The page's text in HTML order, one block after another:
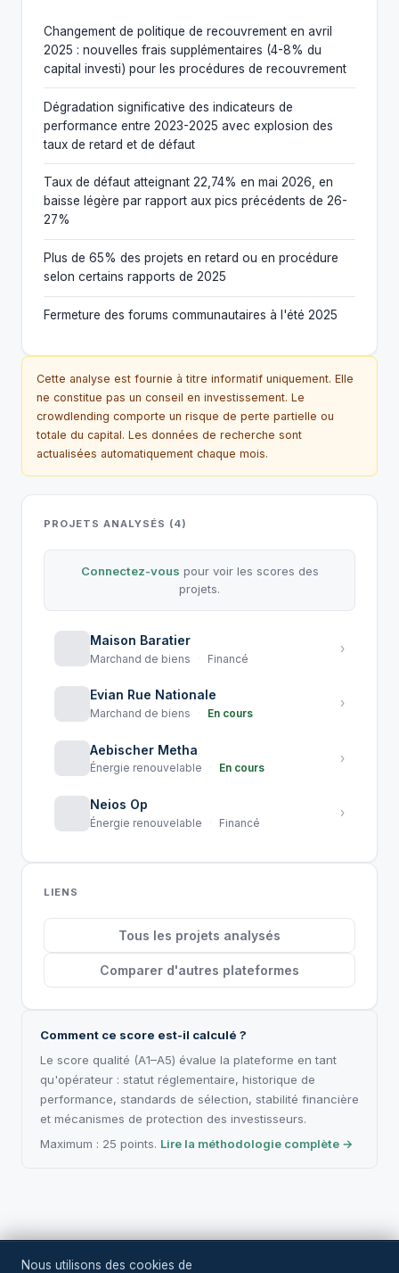
Changement de politique de recouvrement en avril
2025 : nouvelles frais supplémentaires (4-8% du
capital investi) pour les procédures de recouvrement
Dégradation significative des indicateurs de
performance entre 2023-2025 avec explosion des
taux de retard et de défaut
Taux de défaut atteignant 22,74% en mai 2026, en
baisse légère par rapport aux pics précédents de 26-
27%
Plus de 65% des projets en retard ou en procédure
selon certains rapports de 2025
Fermeture des forums communautaires à l'été 2025
Cette analyse est fournie à titre informatif uniquement. Elle
ne constitue pas un conseil en investissement. Le
crowdlending comporte un risque de perte partielle ou
totale du capital. Les données de recherche sont
actualisées automatiquement chaque mois.
PROJETS ANALYSÉS (4)
Connectez-vous pour voir les scores des
projets.
Maison Baratier
Marchand de biens Financé
›
Evian Rue Nationale
Marchand de biens En cours
›
Aebischer Metha
Énergie renouvelable En cours
›
Neios Op
Énergie renouvelable Financé
›
LIENS
Tous les projets analysés
Comparer d'autres plateformes
Comment ce score est-il calculé ?
Le score qualité (A1–A5) évalue la plateforme en tant
qu'opérateur : statut réglementaire, historique de
performance, standards de sélection, stabilité financière
et mécanismes de protection des investisseurs.
Maximum : 25 points. Lire la méthodologie complète →
Nous utilisons des cookies de